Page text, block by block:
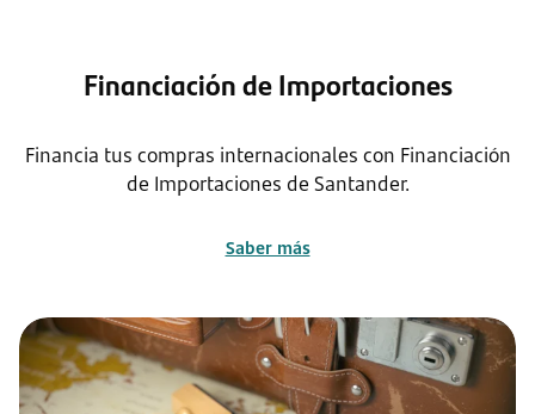
Financiación de Importaciones
Financia tus compras internacionales con Financiación
de Importaciones de Santander.
Saber más